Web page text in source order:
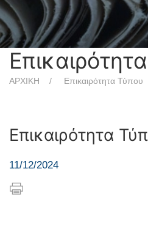
ΑΡΧΙΚΗ Επικαιρότητα Τύπου
Επικαιρότητα
11/12/2024